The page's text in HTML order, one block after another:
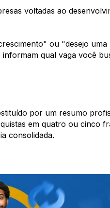
voltadas ao
ou "desejo uma
qual vaga você
por um resumo
em quatro ou cinco
consolidada.